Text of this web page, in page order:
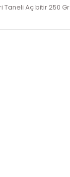
Taneli Aç bitir 250 Gr